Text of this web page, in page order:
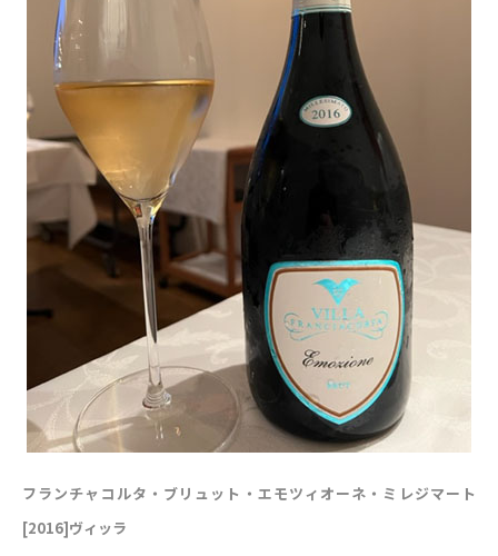
フランチャコルタ・ブリュット・エモツィオーネ・ミレジマート
[2016]ヴィッラ